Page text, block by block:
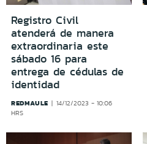
Registro Civil
atenderá de manera
extraordinaria este
sábado 16 para
entrega de cédulas de
identidad
REDMAULE
14/12/2023 - 10:06
HRS